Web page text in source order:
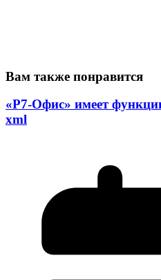
Вам также понравится
«Р7-Офис» имеет
xml